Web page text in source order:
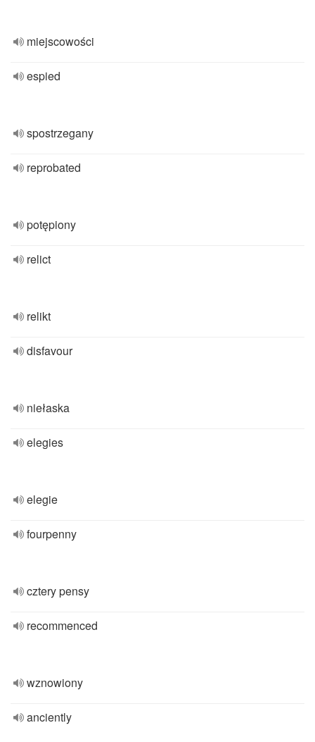
miejscowości
espied
spostrzegany
reprobated
potępiony
relict
relikt
disfavour
niełaska
elegies
elegie
fourpenny
cztery pensy
recommenced
wznowiony
anciently